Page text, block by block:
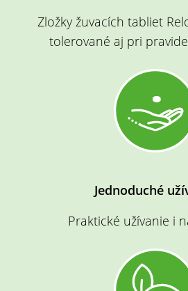
Zložky žuvacích tabliet
tolerované aj pri
Jednoduché
Praktické užívanie i